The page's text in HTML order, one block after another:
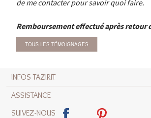
de me contacter pour savoir quoi faire.
Remboursement effectué après retour
TOUS LES TÉMOIGNAGES
INFOS TAZIRIT
ASSISTANCE
SUIVEZ-NOUS